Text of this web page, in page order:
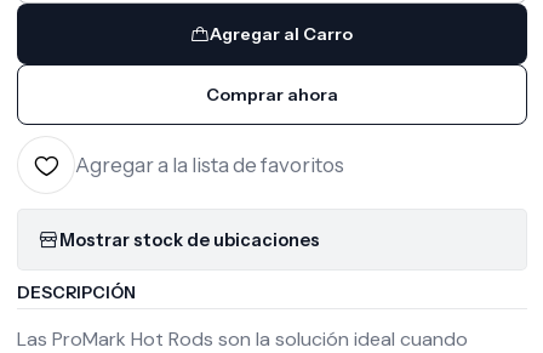
Agregar al Carro
Comprar ahora
Agregar a la lista de favoritos
Mostrar stock de ubicaciones
DESCRIPCIÓN
Las ProMark Hot Rods son la solución ideal cuando